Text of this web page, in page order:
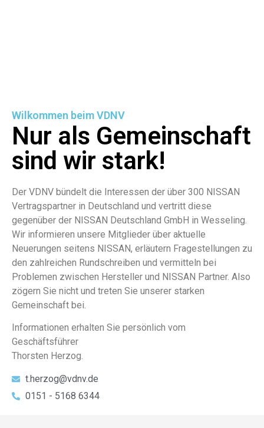
Wilkommen beim VDNV
Nur als Gemeinschaft
sind wir stark!
Der VDNV bündelt die Interessen der über 300 NISSAN
Vertragspartner in Deutschland und vertritt diese
gegenüber der NISSAN Deutschland GmbH in Wesseling.
Wir informieren unsere Mitglieder über aktuelle
Neuerungen seitens NISSAN, erläutern Fragestellungen zu
den zahlreichen Rundschreiben und vermitteln bei
Problemen zwischen Hersteller und NISSAN Partner. Also
zögern Sie nicht und treten Sie unserer starken
Gemeinschaft bei.
Informationen erhalten Sie persönlich vom
Geschäftsführer
Thorsten Herzog.
t.herzog@vdnv.de
0151 - 5168 6344